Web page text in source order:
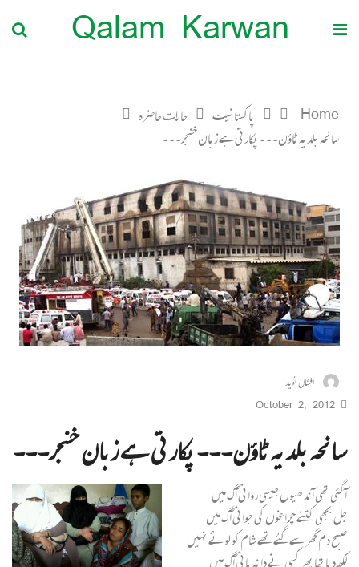
Qalam Karwan
Home پاکستانیت
حالات حاضرہ
سانحہ بلدیہ ٹاؤن۔۔۔ پکارتی ہے زبان خنجر۔۔۔
افشاں نوید
October 2, 2012
سانحہ بلدیہ ٹاؤن۔۔۔ پکارتی ہے زبان خنجر۔۔۔
آگئی تھی آندھیوں جیسی روانی آگ میں‌
جل بجھی کتنے چراغوں کی جوانی آگ میں‌
صبح دم گھر سے گئے تھے شام کو لوٹے نہیں